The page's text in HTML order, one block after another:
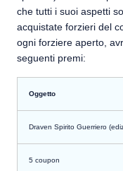
che tutti i suoi aspetti
acquistate forzieri del
ogni forziere aperto,
seguenti premi:
Oggetto
Draven Spirito Guerriero
5 coupon